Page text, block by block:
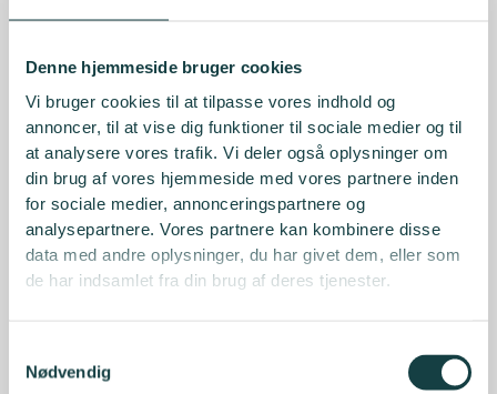
Denne hjemmeside bruger cookies
Vi bruger cookies til at tilpasse vores indhold og
annoncer, til at vise dig funktioner til sociale medier og til
at analysere vores trafik. Vi deler også oplysninger om
din brug af vores hjemmeside med vores partnere inden
for sociale medier, annonceringspartnere og
analysepartnere. Vores partnere kan kombinere disse
data med andre oplysninger, du har givet dem, eller som
de har indsamlet fra din brug af deres tjenester.
Nødvendig